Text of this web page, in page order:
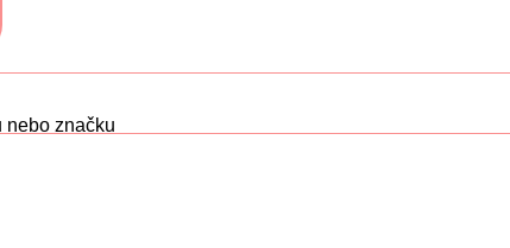
nebo značku